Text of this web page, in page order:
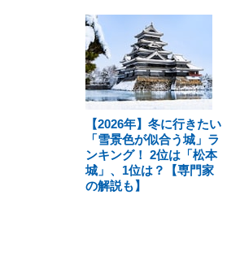
【2026年】冬に行きたい
「雪景色が似合う城」ラ
ンキング！ 2位は「松本
城」、1位は？【専門家
の解説も】